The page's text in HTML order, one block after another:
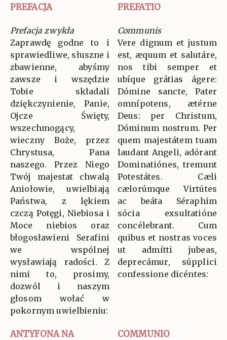
PREFACJA PREFATIO
Prefacja zwykła
Zaprawdę godne to i
sprawiedliwe, słuszne i
zbawienne, abyśmy
zawsze i wszędzie
Tobie składali
dziękczynienie, Panie,
Ojcze Święty,
wszechmogący,
wieczny Boże, przez
Chrystusa, Pana
naszego. Przez Niego
Twój majestat chwalą
Aniołowie, uwielbiają
Państwa, z lękiem
czczą Potęgi, Niebiosa i
Moce niebios oraz
błogosławieni Serafini
we wspólnej
wysławiają radości. Z
nimi to, prosimy,
dozwól i naszym
głosom wołać w
pokornym uwielbieniu:
Communis
Vere dignum et justum
est, æquum et salutáre,
nos tibi semper et
ubíque grátias ágere:
Dómine sancte, Pater
omnípotens, ætérne
Deus: per Christum,
Dóminum nostrum. Per
quem majestátem tuam
laudant Angeli, adórant
Dominatiónes, tremunt
Potestátes. Cæli
cælorúmque Virtútes
ac beáta Séraphim
sócia exsultatióne
concélebrant. Cum
quibus et nostras voces
ut admítti jubeas,
deprecámur, súpplici
confessione dicéntes:
ANTYFONA NA
COMMUNIO